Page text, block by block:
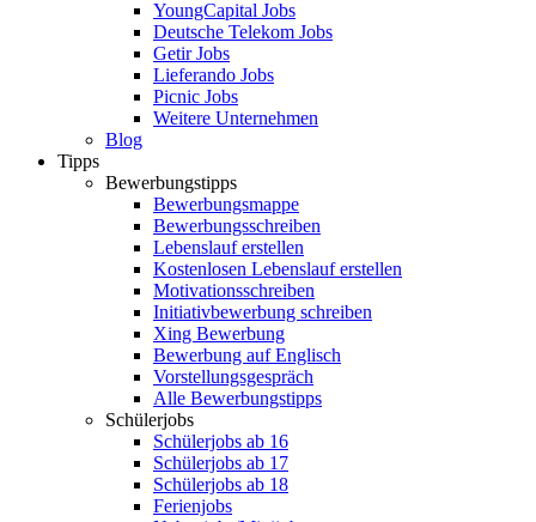
YoungCapital Jobs
Deutsche Telekom Jobs
Getir Jobs
Lieferando Jobs
Picnic Jobs
Weitere Unternehmen
Blog
Tipps
Bewerbungstipps
Bewerbungsmappe
Bewerbungsschreiben
Lebenslauf erstellen
Kostenlosen Lebenslauf erstellen
Motivationsschreiben
Initiativbewerbung schreiben
Xing Bewerbung
Bewerbung auf Englisch
Vorstellungsgespräch
Alle Bewerbungstipps
Schülerjobs
Schülerjobs ab 16
Schülerjobs ab 17
Schülerjobs ab 18
Ferienjobs